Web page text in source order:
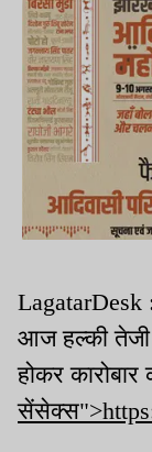
आज हल्की
होकर